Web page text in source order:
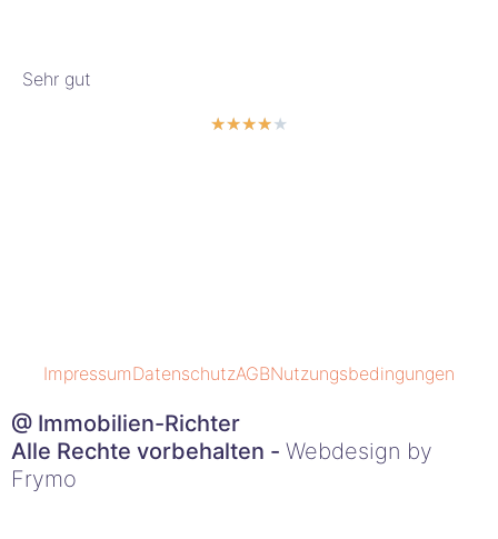
Sehr gut
★★★★★
ImpressumDatenschutzAGBNutzungsbedingungen
@ Immobilien-Richter
Alle Rechte vorbehalten - Webdesign by
Frymo